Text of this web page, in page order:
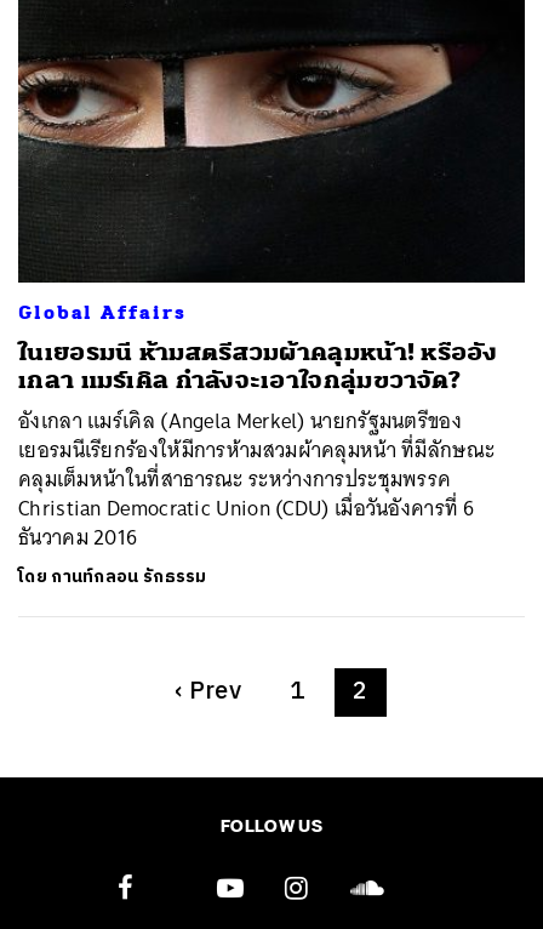
Global Affairs
ในเยอรมนี ห้ามสตรีสวมผ้าคลุมหน้า! หรืออัง
เกลา แมร์เคิล กำลังจะเอาใจกลุ่มขวาจัด?
อังเกลา แมร์เคิล (Angela Merkel) นายกรัฐมนตรีของ
เยอรมนีเรียกร้องให้มีการห้ามสวมผ้าคลุมหน้า ที่มีลักษณะ
คลุมเต็มหน้าในที่สาธารณะ ระหว่างการประชุมพรรค
Christian Democratic Union (CDU) เมื่อวันอังคารที่ 6
ธันวาคม 2016
โดย กานท์กลอน รักธรรม
‹ Prev 1 2
FOLLOW US